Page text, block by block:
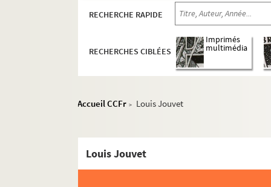
RECHERCHE RAPIDE
RECHERCHES CIBLÉES
Imprimés
multimédia
Accueil CCFr > Louis Jouvet
Louis Jouvet